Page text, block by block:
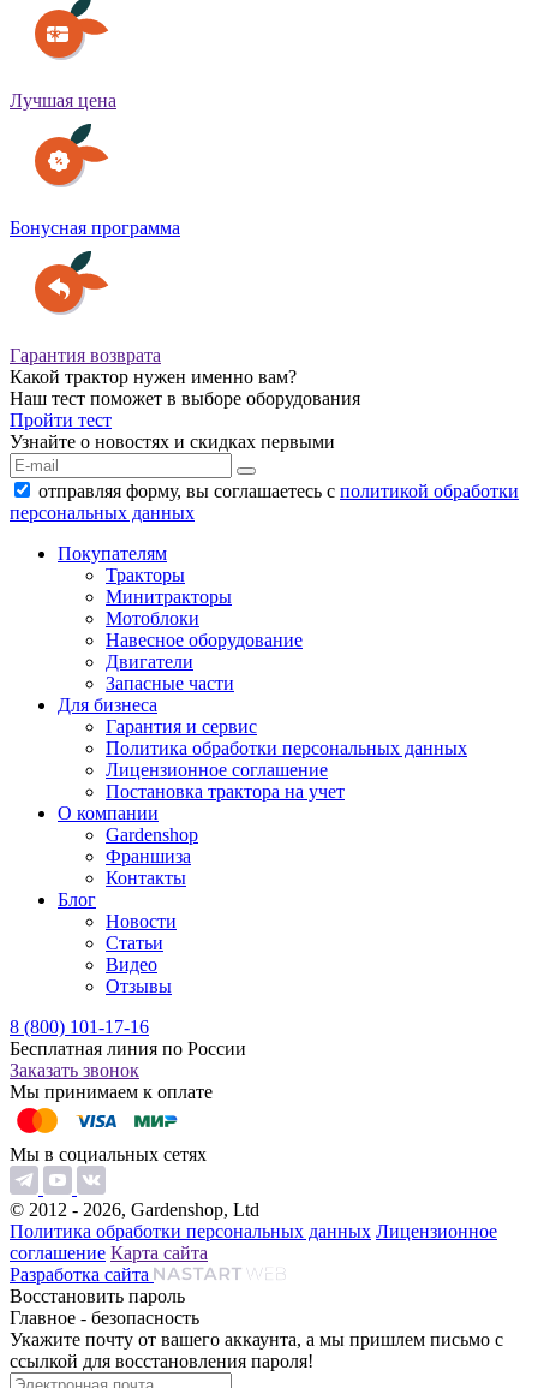
Лучшая цена
Бонусная программа
Гарантия возврата
Какой трактор нужен именно вам?
Наш тест поможет в выборе оборудования
Пройти тест
Узнайте о новостях и скидках первыми
отправляя форму, вы соглашаетесь с политикой обработки
персональных данных
Покупателям
Тракторы
Минитракторы
Мотоблоки
Навесное оборудование
Двигатели
Запасные части
Для бизнеса
Гарантия и сервис
Политика обработки персональных данных
Лицензионное соглашение
Постановка трактора на учет
О компании
Gardenshop
Франшиза
Контакты
Блог
Новости
Статьи
Видео
Отзывы
8 (800) 101-17-16
Бесплатная линия по России
Заказать звонок
Мы принимаем к оплате
Мы в социальных сетях
© 2012 - 2026, Gardenshop, Ltd
Политика обработки персональных данных Лицензионное
соглашение Карта сайта
Разработка сайта
Восстановить пароль
Главное - безопасность
Укажите почту от вашего аккаунта, а мы пришлем письмо с
ссылкой для восстановления пароля!